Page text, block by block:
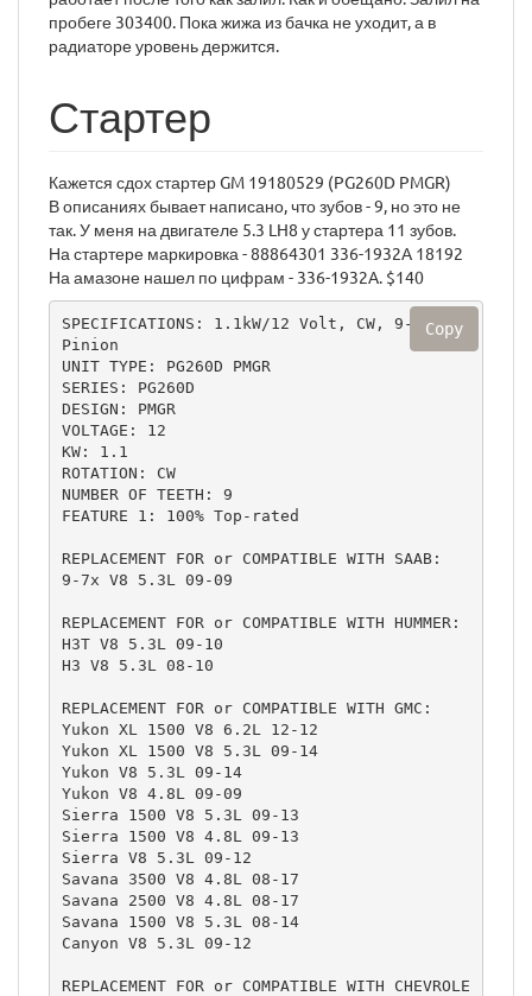
пробеге 303400. Пока жижа из бачка не уходит, а в
радиаторе уровень держится.
Стартер
Кажется сдох стартер GM 19180529 (PG260D PMGR)
В описаниях бывает написано, что зубов - 9, но это не
так. У меня на двигателе 5.3 LH8 у стартера 11 зубов.
На стартере маркировка - 88864301 336-1932A 18192
На амазоне нашел по цифрам - 336-1932A. $140
SPECIFICATIONS: 1.1kW/12 Volt, CW, 9-Tooth
Pinion
UNIT TYPE: PG260D PMGR
SERIES: PG260D
DESIGN: PMGR
VOLTAGE: 12
KW: 1.1
ROTATION: CW
NUMBER OF TEETH: 9
FEATURE 1: 100% Top-rated
REPLACEMENT FOR or COMPATIBLE WITH SAAB:
9-7x V8 5.3L 09-09
REPLACEMENT FOR or COMPATIBLE WITH HUMMER:
H3T V8 5.3L 09-10
H3 V8 5.3L 08-10
REPLACEMENT FOR or COMPATIBLE WITH GMC:
Yukon XL 1500 V8 6.2L 12-12
Yukon XL 1500 V8 5.3L 09-14
Yukon V8 5.3L 09-14
Yukon V8 4.8L 09-09
Sierra 1500 V8 5.3L 09-13
Sierra 1500 V8 4.8L 09-13
Sierra V8 5.3L 09-12
Savana 3500 V8 4.8L 08-17
Savana 2500 V8 4.8L 08-17
Savana 1500 V8 5.3L 08-14
Canyon V8 5.3L 09-12
REPLACEMENT FOR or COMPATIBLE WITH CHEVROLE
Copy